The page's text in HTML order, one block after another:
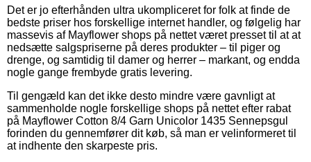
Det er jo efterhånden ultra ukompliceret for folk at finde de
bedste priser hos forskellige internet handler, og følgelig har
massevis af Mayflower shops på nettet været presset til at at
nedsætte salgspriserne på deres produkter – til piger og
drenge, og samtidig til damer og herrer – markant, og endda
nogle gange frembyde gratis levering.
Til gengæld kan det ikke desto mindre være gavnligt at
sammenholde nogle forskellige shops på nettet efter rabat
på Mayflower Cotton 8/4 Garn Unicolor 1435 Sennepsgul
forinden du gennemfører dit køb, så man er velinformeret til
at indhente den skarpeste pris.